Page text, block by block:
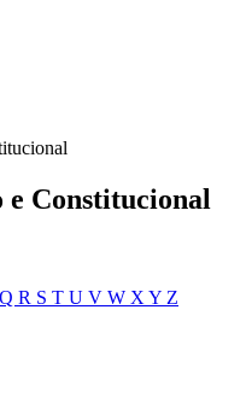
Constitucional
Q R S T U V W X Y Z